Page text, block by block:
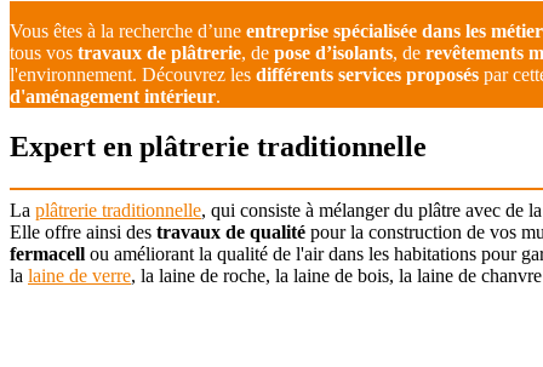
Vous êtes à la recherche d’une entreprise spécialisée dans les
tous vos travaux de plâtrerie, de pose d’isolants, de revêtements
l'environnement. Découvrez les différents services proposés par
d'aménagement intérieur.
Expert en plâtrerie traditionnelle
La plâtrerie traditionnelle, qui consiste à mélanger du plâtre avec de
Elle offre ainsi des travaux de qualité pour la construction de vos
fermacell ou améliorant la qualité de l'air dans les habitations pour
la laine de verre, la laine de roche, la laine de bois, la laine de